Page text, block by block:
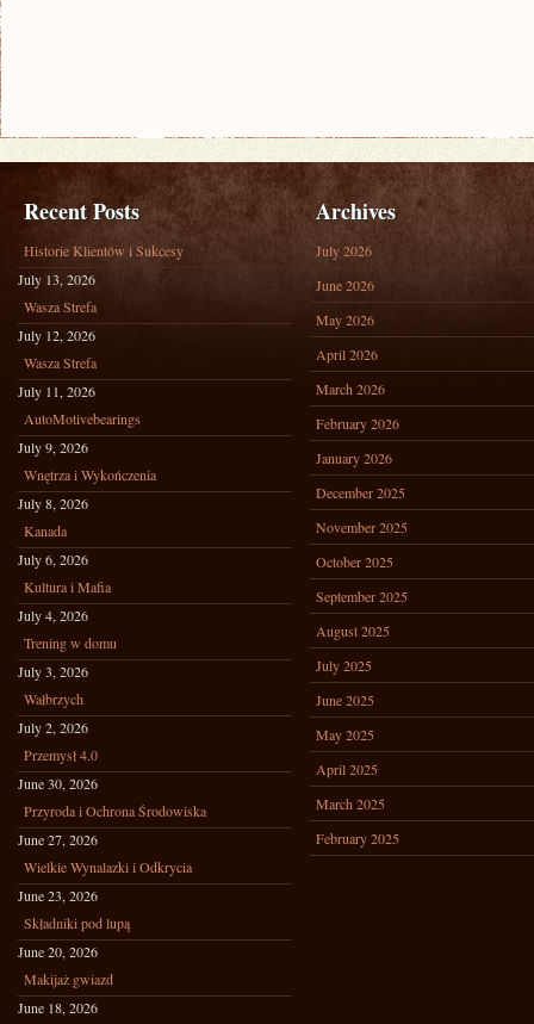
Recent Posts
Historie Klientów i Sukcesy
July 13, 2026
Wasza Strefa
July 12, 2026
Wasza Strefa
July 11, 2026
AutoMotivebearings
July 9, 2026
Wnętrza i Wykończenia
July 8, 2026
Kanada
July 6, 2026
Kultura i Mafia
July 4, 2026
Trening w domu
July 3, 2026
Wałbrzych
July 2, 2026
Przemysł 4.0
June 30, 2026
Przyroda i Ochrona Środowiska
June 27, 2026
Wielkie Wynalazki i Odkrycia
June 23, 2026
Składniki pod lupą
June 20, 2026
Makijaż gwiazd
June 18, 2026
Archives
July 2026
June 2026
May 2026
April 2026
March 2026
February 2026
January 2026
December 2025
November 2025
October 2025
September 2025
August 2025
July 2025
June 2025
May 2025
April 2025
March 2025
February 2025